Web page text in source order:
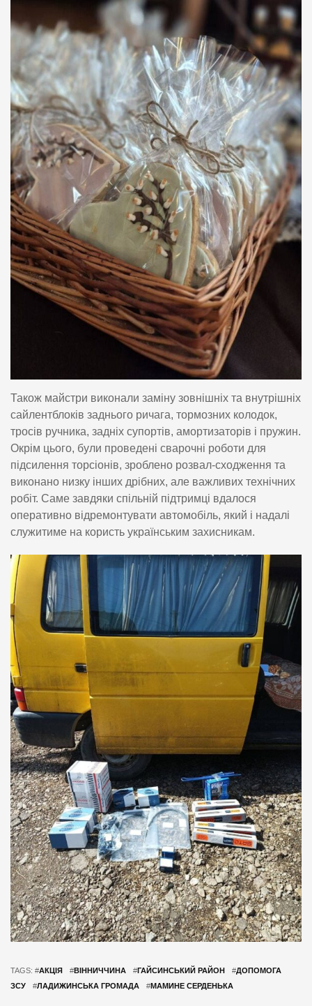
Також майстри виконали заміну зовнішніх та внутрішніх
сайлентблоків заднього ричага, тормозних колодок,
тросів ручника, задніх супортів, амортизаторів і пружин.
Окрім цього, були проведені сварочні роботи для
підсилення торсіонів, зроблено розвал-сходження та
виконано низку інших дрібних, але важливих технічних
робіт. Саме завдяки спільній підтримці вдалося
оперативно відремонтувати автомобіль, який і надалі
служитиме на користь українським захисникам.
TAGS: #АКЦІЯ #ВІННИЧЧИНА #ГАЙСИНСЬКИЙ РАЙОН #ДОПОМОГА
ЗСУ
#ЛАДИЖИНСЬКА ГРОМАДА #МАМИНЕ СЕРДЕНЬКА